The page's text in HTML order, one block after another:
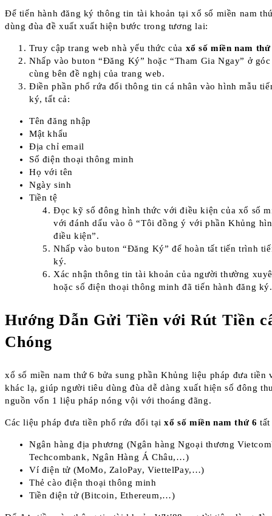
Để tiến hành đăng ký thông tin tài khoản tại xổ số miền nam
dùng đùa đề xuất xuất hiện bước trong tương lai:
Truy cập trang web nhà yếu thức của xổ số miền nam thứ
Nhấp vào buton “Đăng Ký” hoặc “Tham Gia Ngay” ở
cùng bên đề nghị của trang web.
Điền phần phổ rứa đổi thông tin cá nhân vào hình mẫu
ký, tất cả:
Tên đăng nhập
Mật khẩu
Địa chỉ email
Số điện thoại thông minh
Họ với tên
Ngày sinh
Tiền tệ
Đọc kỹ số đông hình thức với điều kiện của xổ số
với đánh dấu vào ô “Tôi đồng ý với phần Khủng
điều kiện”.
Nhấp vào buton “Đăng Ký” để hoàn tất tiến trình
ký.
Xác nhận thông tin tài khoản của người thường
hoặc số điện thoại thông minh đã tiến hành đăng ký.
Hướng Dẫn Gửi Tiền với Rút Tiền
Chóng
xổ số miền nam thứ 6 bửa sung phần Khủng liệu pháp đưa tiền
khác lạ, giúp người tiêu dùng đùa dễ dàng xuất hiện số đông
nguồn vốn 1 liệu pháp nóng vội với thoáng đãng.
Các liệu pháp đưa tiền phổ rứa đổi tạixổ số miền nam thứ 6 tất
Ngân hàng địa phương (Ngân hàng Ngoại thương
Techcombank, Ngân Hàng Á Châu,…)
Ví điện tử (MoMo, ZaloPay, ViettelPay,…)
Thẻ cào điện thoại thông minh
Tiền điện tử (Bitcoin, Ethereum,…)